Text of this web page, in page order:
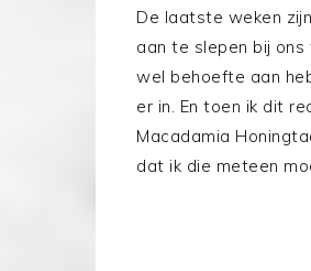
De laatste weken
aan te slepen bij ons
wel behoefte aan
er in. En toen ik dit
Macadamia
dat ik die meteen